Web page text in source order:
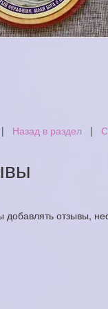
| Назад в раздел |
добавлять отзывы,